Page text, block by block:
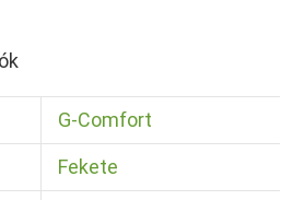
G-Comfort
Fekete